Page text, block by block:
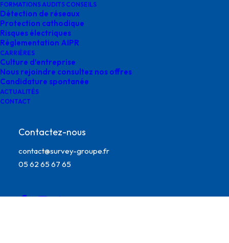
FORMATIONS AUDITS CONSEILS
Détection de réseaux
Protection cathodique
Risques électriques
Réglementation AIPR
CARRIÈRES
Culture d’entreprise
Nous rejoindre consultez nos offres
Candidature spontanée
ACTUALITÉS
CONTACT
Contactez-nous
contact@survey-groupe.fr
05 62 65 67 65
candidature spontanée survey